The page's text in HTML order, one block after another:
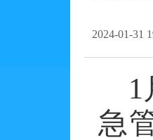
2024-01-31
急